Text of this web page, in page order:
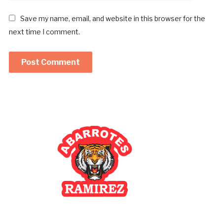
Save my name, email, and website in this browser for the
next time I comment.